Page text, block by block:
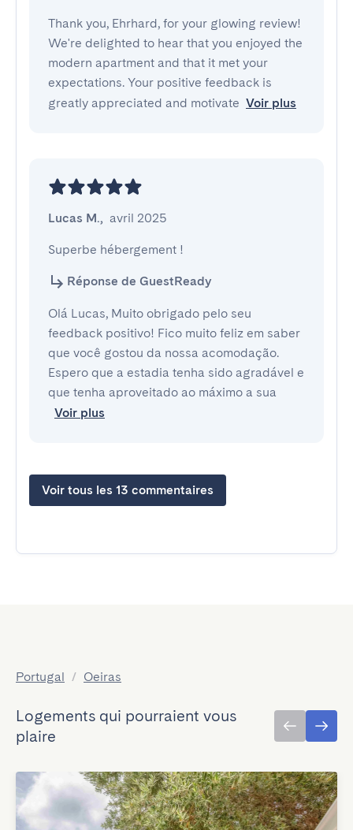
Thank you, Ehrhard, for your glowing review!
We're delighted to hear that you enjoyed the
modern apartment and that it met your
expectations. Your positive feedback is
greatly appreciated and motivate Voir plus
Lucas M., avril 2025
Superbe hébergement !
Réponse de GuestReady
Olá Lucas, Muito obrigado pelo seu
feedback positivo! Fico muito feliz em saber
que você gostou da nossa acomodação.
Espero que a estadia tenha sido agradável e
que tenha aproveitado ao máximo a sua
Voir plus
Voir tous les 13 commentaires
Portugal / Oeiras
Logements qui pourraient vous
plaire